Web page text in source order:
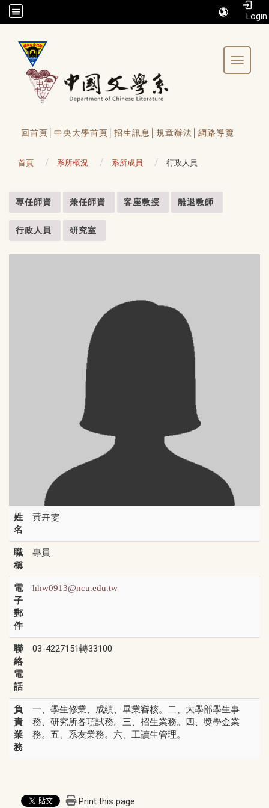
/accesskey"" title="Toolbar">:::
Toggle
回首頁│ 中央大學首頁│ 招生訊息│ 規章辦法│ 網路導覽
首頁 系所概況 系所成員 行政人員
專任師資 兼任師資 客座教授 離退教師
行政人員 研究室
姓
名
黃卉雯
職
稱
專員
電
子
郵
件
hhw0913@ncu.edu.tw
聯
絡
電
話
03-4227151轉33100
負
責
業
務
一、學生修業、成績、畢業審核。二、大學部學生事
務、研究所各項試務。三、招生業務。四、獎學金業
務。五、系友業務。六、工讀生管理。
Print this page